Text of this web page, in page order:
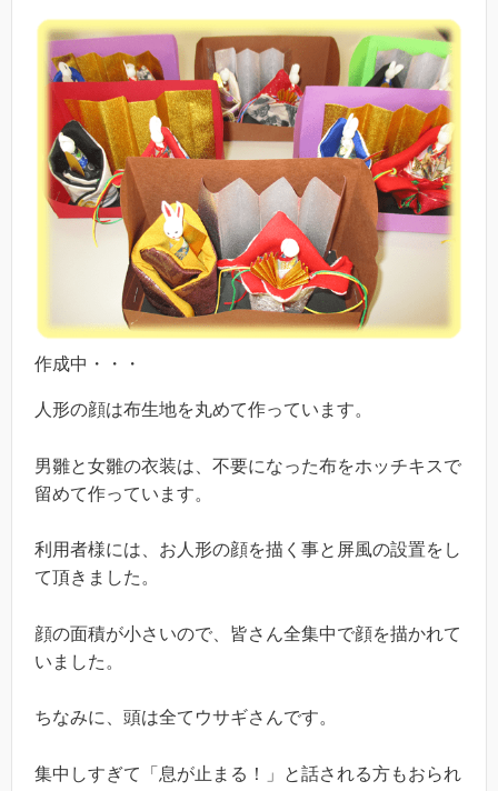
作成中・・・
人形の顔は布生地を丸めて作っています。
男雛と女雛の衣装は、不要になった布をホッチキスで
留めて作っています。
利用者様には、お人形の顔を描く事と屏風の設置をし
て頂きました。
顔の面積が小さいので、皆さん全集中で顔を描かれて
いました。
ちなみに、頭は全てウサギさんです。
集中しすぎて「息が止まる！」と話される方もおられ